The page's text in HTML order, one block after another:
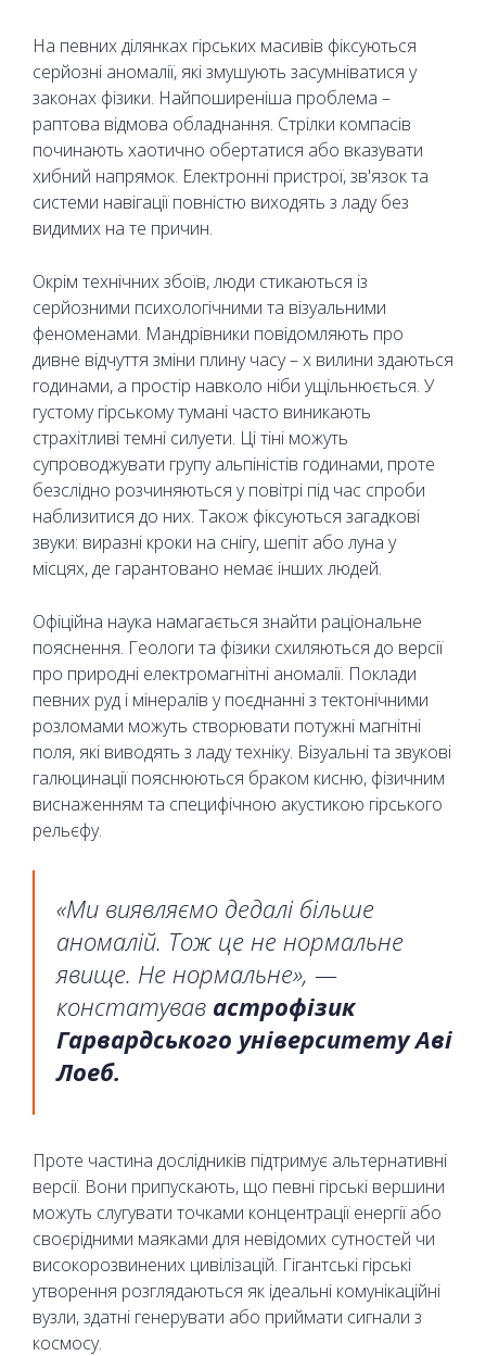
На певних ділянках гірських масивів фіксуються
серйозні аномалії, які змушують засумніватися у
законах фізики. Найпоширеніша проблема –
раптова відмова обладнання. Стрілки компасів
починають хаотично обертатися або вказувати
хибний напрямок. Електронні пристрої, зв'язок та
системи навігації повністю виходять з ладу без
видимих на те причин.
Окрім технічних збоїв, люди стикаються із
серйозними психологічними та візуальними
феноменами. Мандрівники повідомляють про
дивне відчуття зміни плину часу – х вилини здаються
годинами, а простір навколо ніби ущільнюється. У
густому гірському тумані часто виникають
страхітливі темні силуети. Ці тіні можуть
супроводжувати групу альпіністів годинами, проте
безслідно розчиняються у повітрі під час спроби
наблизитися до них. Також фіксуються загадкові
звуки: виразні кроки на снігу, шепіт або луна у
місцях, де гарантовано немає інших людей.
Офіційна наука намагається знайти раціональне
пояснення. Геологи та фізики схиляються до версії
про природні електромагнітні аномалії. Поклади
певних руд і мінералів у поєднанні з тектонічними
розломами можуть створювати потужні магнітні
поля, які виводять з ладу техніку. Візуальні та звукові
галюцинації пояснюються браком кисню, фізичним
виснаженням та специфічною акустикою гірського
рельєфу.
«Ми виявляємо дедалі більше
аномалій. Тож це не нормальне
явище. Не нормальне», —
констатував астрофізик
Гарвардського університету Аві
Лоеб.
Проте частина дослідників підтримує альтернативні
версії. Вони припускають, що певні гірські вершини
можуть слугувати точками концентрації енергії або
своєрідними маяками для невідомих сутностей чи
високорозвинених цивілізацій. Гігантські гірські
утворення розглядаються як ідеальні комунікаційні
вузли, здатні генерувати або приймати сигнали з
космосу.